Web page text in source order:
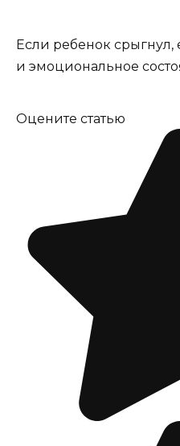
Если ребенок
и эмоциональное
Оцените статью